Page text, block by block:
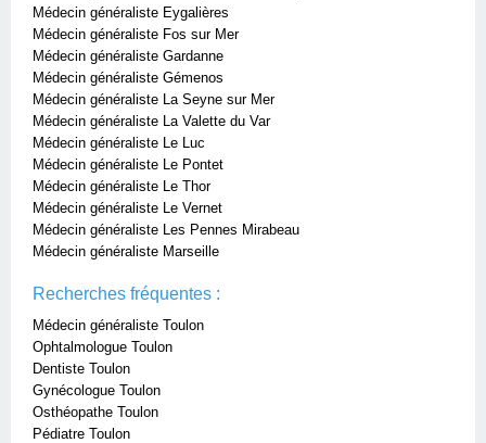
Médecin généraliste Eygalières
Médecin généraliste Fos sur Mer
Médecin généraliste Gardanne
Médecin généraliste Gémenos
Médecin généraliste La Seyne sur Mer
Médecin généraliste La Valette du Var
Médecin généraliste Le Luc
Médecin généraliste Le Pontet
Médecin généraliste Le Thor
Médecin généraliste Le Vernet
Médecin généraliste Les Pennes Mirabeau
Médecin généraliste Marseille
Recherches fréquentes :
Médecin généraliste Toulon
Ophtalmologue Toulon
Dentiste Toulon
Gynécologue Toulon
Osthéopathe Toulon
Pédiatre Toulon